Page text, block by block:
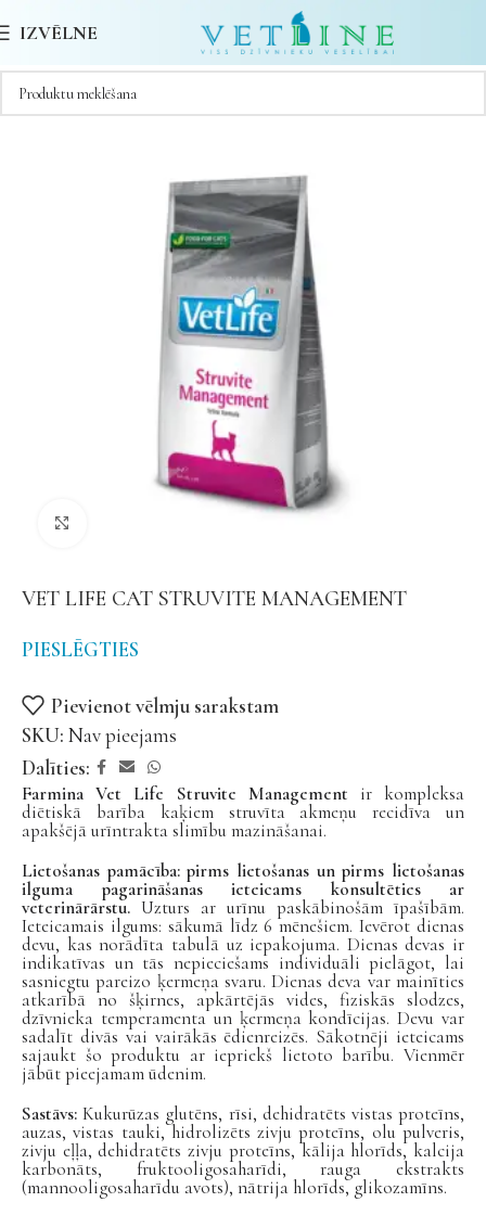
IZVĒLNE
VET LIFE CAT STRUVITE MANAGEMENT
PIESLĒGTIES
Pievienot vēlmju sarakstam
SKU: Nav pieejams
Dalīties:
Farmina Vet Life Struvite Management ir kompleksa
diētiskā barība kaķiem struvīta akmeņu recidīva un
apakšējā urīntrakta slimību mazināšanai.
Lietošanas pamācība: pirms lietošanas un pirms lietošanas
ilguma pagarināšanas ieteicams konsultēties ar
veterinārārstu. Uzturs ar urīnu paskābinošām īpašībām.
Ieteicamais ilgums: sākumā līdz 6 mēnešiem. Ievērot dienas
devu, kas norādīta tabulā uz iepakojuma. Dienas devas ir
indikatīvas un tās nepieciešams individuāli pielāgot, lai
sasniegtu pareizo ķermeņa svaru. Dienas deva var mainīties
atkarībā no šķirnes, apkārtējās vides, fiziskās slodzes,
dzīvnieka temperamenta un ķermeņa kondīcijas. Devu var
sadalīt divās vai vairākās ēdienreizēs. Sākotnēji ieteicams
sajaukt šo produktu ar iepriekš lietoto barību. Vienmēr
jābūt pieejamam ūdenim.
Sastāvs:Kukurūzas glutēns, rīsi, dehidratēts vistas proteīns,
auzas, vistas tauki, hidrolizēts zivju proteīns, olu pulveris,
zivju eļļa, dehidratēts zivju proteīns, kālija hlorīds, kalcija
karbonāts, fruktooligosaharīdi, rauga ekstrakts
(mannooligosaharīdu avots), nātrija hlorīds, glikozamīns.